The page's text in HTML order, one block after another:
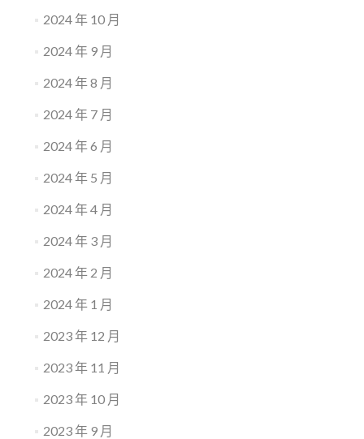
2024 年 10 月
2024 年 9 月
2024 年 8 月
2024 年 7 月
2024 年 6 月
2024 年 5 月
2024 年 4 月
2024 年 3 月
2024 年 2 月
2024 年 1 月
2023 年 12 月
2023 年 11 月
2023 年 10 月
2023 年 9 月